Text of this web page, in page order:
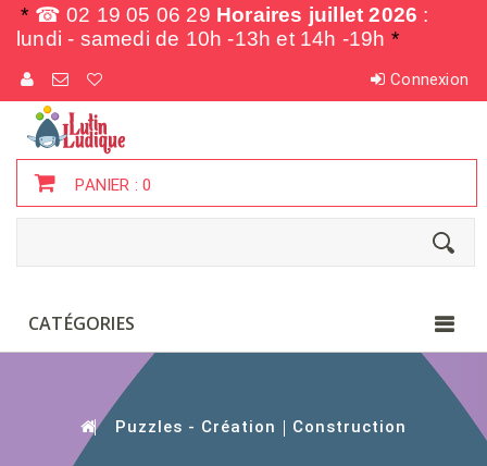
* ☎ 02 19 05 06 29 Horaires juillet 2026 :
lundi - samedi de 10h -13h et 14h -19h *
Connexion
PANIER :0
CATÉGORIES
Puzzles - Création Construction